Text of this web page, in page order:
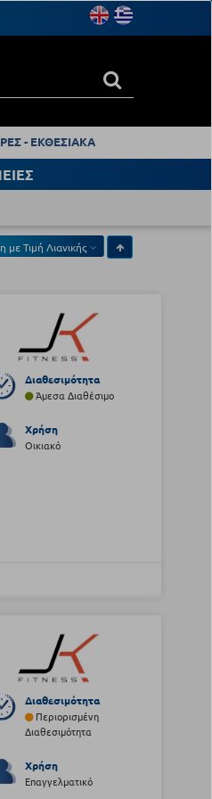
- ΕΚΘΕΣΙΑΚΑ
μεΤιμή Λιανικής
Διαθεσιμότητα
Άμεσα Διαθέσιμο
Χρήση
Οικιακό
Διαθεσιμότητα
Περιορισμένη
Διαθεσιμότητα
Χρήση
Επαγγελματικό